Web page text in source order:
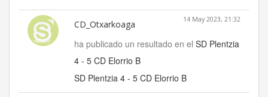
CD_Otxarkoaga 14 May 2023, 21:32
ha publicado un resultado en el SD Plentzia
4 - 5 CD Elorrio B
SD Plentzia 4 - 5 CD Elorrio B